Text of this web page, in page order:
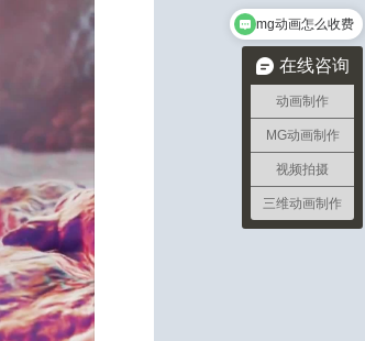
在线咨询
动画制作
MG动画制作
视频拍摄
三维动画制作
mg动画怎么收费